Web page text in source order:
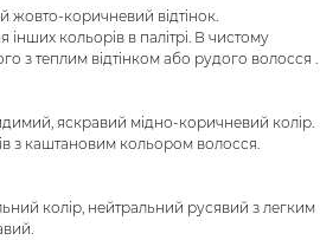
жовто-коричневий відтінок.
кольорів в палітрі. В чистому
з теплим відтінком або рудого волосся .
яскравий мідно-коричневий колір.
з каштановим кольором волосся.
колір, нейтральний русявий з легким